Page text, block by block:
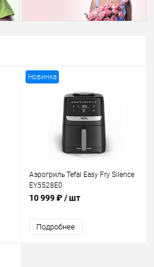
Новинка
Аэрогриль Tefal Easy Fry Silence
EY5528E0
10 999 ₽/ шт
Подробнее